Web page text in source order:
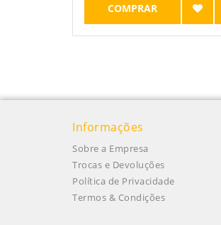
COMPRAR
Informações
Sobre a Empresa
Trocas e Devoluções
Política de Privacidade
Termos & Condições